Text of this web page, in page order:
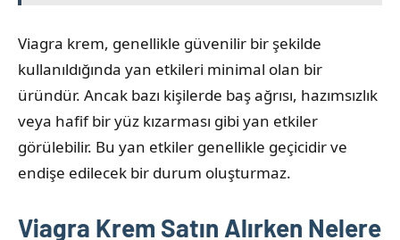
Viagra krem, genellikle güvenilir bir şekilde
kullanıldığında yan etkileri minimal olan bir
üründür. Ancak bazı kişilerde baş ağrısı, hazımsızlık
veya hafif bir yüz kızarması gibi yan etkiler
görülebilir. Bu yan etkiler genellikle geçicidir ve
endişe edilecek bir durum oluşturmaz.
Viagra Krem Satın Alırken Nelere